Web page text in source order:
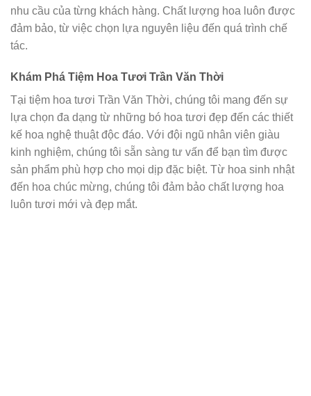
nhu cầu của từng khách hàng. Chất lượng hoa luôn được
đảm bảo, từ việc chọn lựa nguyên liệu đến quá trình chế
tác.
Khám Phá Tiệm Hoa Tươi Trần Văn Thời
Tại tiệm hoa tươi Trần Văn Thời, chúng tôi mang đến sự
lựa chọn đa dạng từ những bó hoa tươi đẹp đến các thiết
kế hoa nghệ thuật độc đáo. Với đội ngũ nhân viên giàu
kinh nghiệm, chúng tôi sẵn sàng tư vấn để bạn tìm được
sản phẩm phù hợp cho mọi dịp đặc biệt. Từ hoa sinh nhật
đến hoa chúc mừng, chúng tôi đảm bảo chất lượng hoa
luôn tươi mới và đẹp mắt.